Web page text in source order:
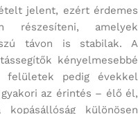
jelent, ezért érdemes
részesíteni, amelyek
távon is stabilak. A
kényelmesebbé
pedig évekkel
az érintés – élő él,
különösen